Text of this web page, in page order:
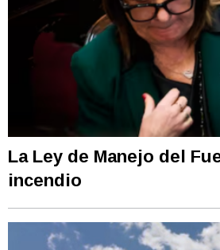
La Ley de Manejo del
incendio